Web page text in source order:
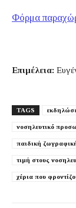
Φόρμα
Επιμέλεια:
TAGS
νοσηλευτικό
παιδική
τιμή στους
χέρια που